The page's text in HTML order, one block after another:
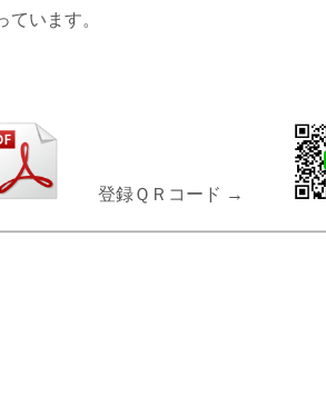
ています。
登録ＱＲコード →